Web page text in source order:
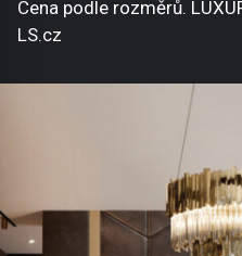
Cena podle rozměrů.
LS.cz